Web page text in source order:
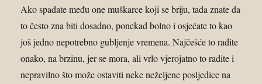
Ako spadate među one muškarce koji se briju, tada znate da
to često zna biti dosadno, ponekad bolno i osjećate to kao
još jedno nepotrebno gubljenje vremena. Najčešće to radite
onako, na brzinu, jer se mora, ali vrlo vjerojatno to radite i
nepravilno što može ostaviti neke neželjene posljedice na